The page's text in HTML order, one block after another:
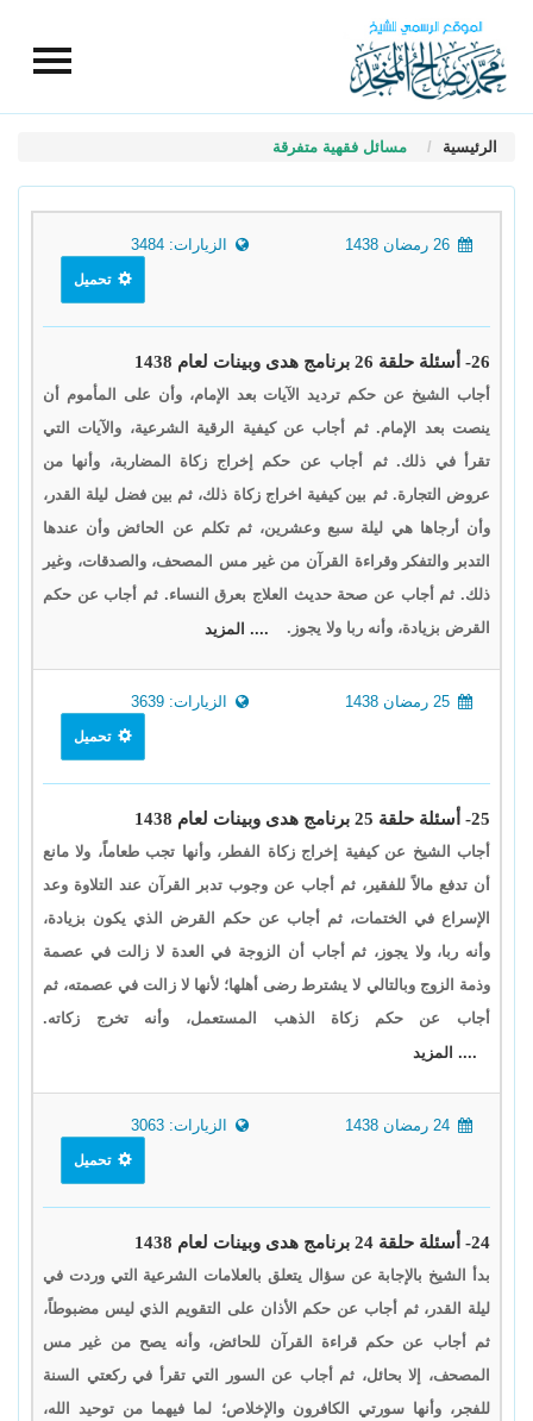
الرئيسية مسائل فقهية متفرقة
الزيارات: 3484
تحميل
26- أسئلة حلقة 26 برنامج هدى وبينات لعام 1438
أجاب الشيخ عن حكم ترديد الآيات بعد الإمام، وأن على المأموم أن
ينصت بعد الإمام. ثم أجاب عن كيفية الرقية الشرعية، والآيات التي
تقرأ في ذلك. ثم أجاب عن حكم إخراج زكاة المضاربة، وأنها من
عروض التجارة. ثم بين كيفية اخراج زكاة ذلك، ثم بين فضل ليلة القدر،
وأن أرجاها هي ليلة سبع وعشرين، ثم تكلم عن الحائض وأن عندها
التدبر والتفكر وقراءة القرآن من غير مس المصحف، والصدقات، وغير
ذلك. ثم أجاب عن صحة حديث العلاج بعرق النساء. ثم أجاب عن حكم
القرض بزيادة، وأنه ربا ولا يجوز.
.... المزيد
الزيارات: 3639
تحميل
25- أسئلة حلقة 25 برنامج هدى وبينات لعام 1438
أجاب الشيخ عن كيفية إخراج زكاة الفطر، وأنها تجب طعاماً، ولا مانع
أن تدفع مالاً للفقير، ثم أجاب عن وجوب تدبر القرآن عند التلاوة وعد
الإسراع في الختمات، ثم أجاب عن حكم القرض الذي يكون بزيادة،
وأنه ربا، ولا يجوز، ثم أجاب أن الزوجة في العدة لا زالت في عصمة
وذمة الزوج وبالتالي لا يشترط رضى أهلها؛ لأنها لا زالت في عصمته، ثم
أجاب عن حكم زكاة الذهب المستعمل، وأنه تخرج زكاته.
.... المزيد
الزيارات: 3063
تحميل
24- أسئلة حلقة 24 برنامج هدى وبينات لعام 1438
بدأ الشيخ بالإجابة عن سؤال يتعلق بالعلامات الشرعية التي وردت في
ليلة القدر، ثم أجاب عن حكم الأذان على التقويم الذي ليس مضبوطاً،
ثم أجاب عن حكم قراءة القرآن للحائض، وأنه يصح من غير مس
المصحف، إلا بحائل، ثم أجاب عن السور التي تقرأ في ركعتي السنة
للفجر، وأنها سورتي الكافرون والإخلاص؛ لما فيهما من توحيد الله،